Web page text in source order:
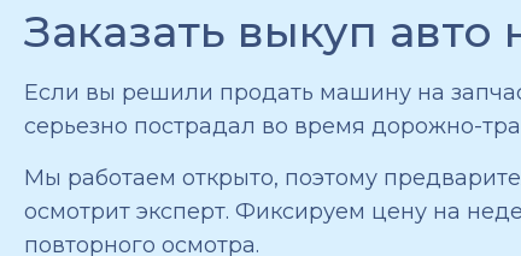
Заказать выкуп авто
Если вы решили продать машину на
серьезно пострадал во время дорожно-
Мы работаем открыто, поэтому
осмотрит эксперт. Фиксируем цену на
повторного осмотра.